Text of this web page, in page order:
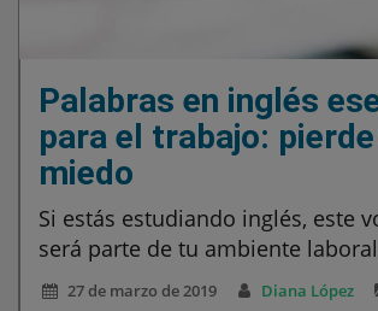
Palabras en inglés
para el trabajo:
miedo
Si estás estudiando inglés, este
será parte de tu ambiente
27 de marzo de 2019 Diana López